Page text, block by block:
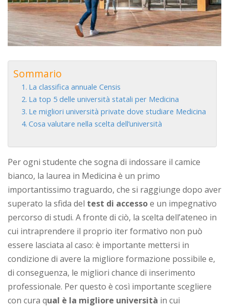
Sommario
La classifica annuale Censis
La top 5 delle università statali per Medicina
Le migliori università private dove studiare Medicina
Cosa valutare nella scelta dell’università
Per ogni studente che sogna di indossare il camice
bianco, la laurea in Medicina è un primo
importantissimo traguardo, che si raggiunge dopo aver
superato la sfida del test di accessoe un impegnativo
percorso di studi. A fronte di ciò, la scelta dell’ateneo in
cui intraprendere il proprio iter formativo non può
essere lasciata al caso: è importante mettersi in
condizione di avere la migliore formazione possibile e,
di conseguenza, le migliori chance di inserimento
professionale. Per questo è così importante scegliere
con cura qual è la migliore università in cui